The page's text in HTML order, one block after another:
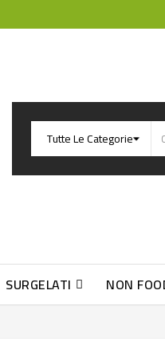
SURGELATI NON